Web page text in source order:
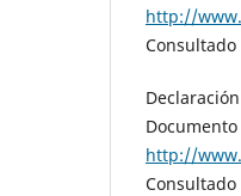
http://
Consultado
http://
Consultado